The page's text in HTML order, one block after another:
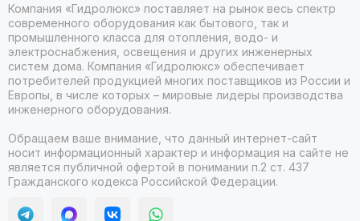
Компания «Гидролюкс» поставляет на рынок весь спектр
современного оборудования как бытового, так и
промышленного класса для отопления, водо- и
электроснабжения, освещения и других инженерных
систем дома. Компания «Гидролюкс» обеспечивает
потребителей продукцией многих поставщиков из России и
Европы, в числе которых – мировые лидеры производства
инженерного оборудования.
Обращаем ваше внимание, что данный интернет-сайт
носит информационный характер и информация на сайте не
является публичной офертой в понимании п.2 ст. 437
Гражданского кодекса Российской Федерации.